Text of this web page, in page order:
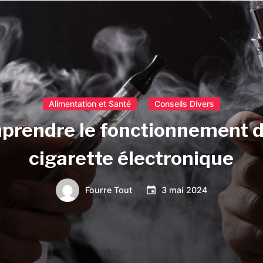
Alimentation et Santé Conseils Divers
le fonctionnement
cigarette électronique
Fourre Tout 3 mai 2024